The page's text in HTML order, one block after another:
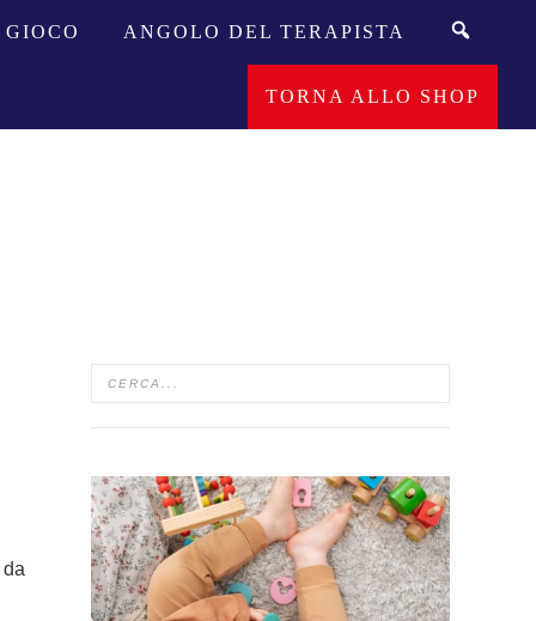
GIOCO ANGOLO DEL TERAPISTA
TORNA ALLO SHOP